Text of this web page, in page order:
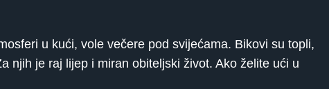
u kući, vole večere pod svijećama. Bikovi su topli,
njih je raj lijep i miran obiteljski život. Ako želite ući u